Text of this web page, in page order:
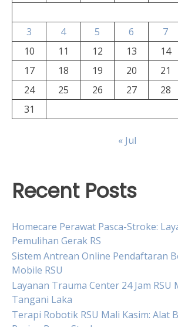
3
4 5 6 7
10
11 12 13 14
17
18 19 20 21
24
25 26 27 28
31
« Jul
Recent Posts
Homecare Perawat Pasca-Stroke:
Pemulihan Gerak RS
Sistem Antrean Online Pendaftaran
Mobile RSU
Layanan Trauma Center 24 Jam RSU
Tangani Laka
Terapi Robotik RSU Mali Kasim: Alat